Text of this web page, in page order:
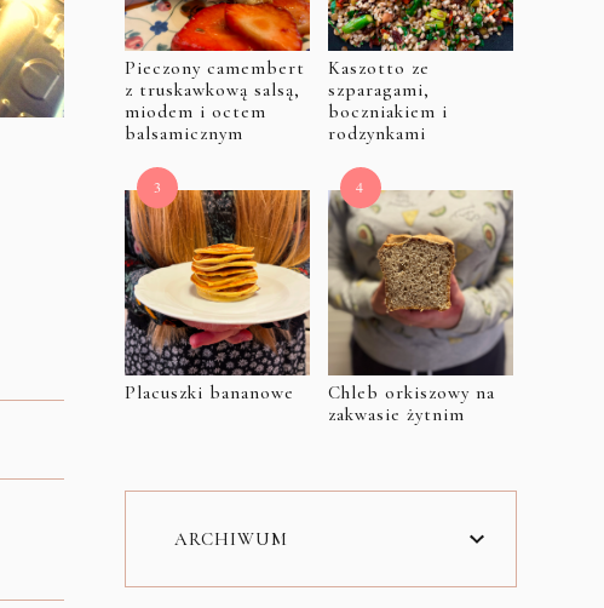
Pieczony camembert
z truskawkową salsą,
miodem i octem
balsamicznym
Kaszotto ze
szparagami,
boczniakiem i
rodzynkami
Placuszki bananowe
Chleb orkiszowy na
zakwasie żytnim
ARCHIWUM